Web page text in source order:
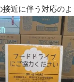
近に伴う対応のよ